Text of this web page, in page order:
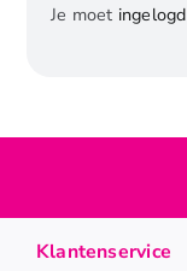
Je moet
Klantenservice